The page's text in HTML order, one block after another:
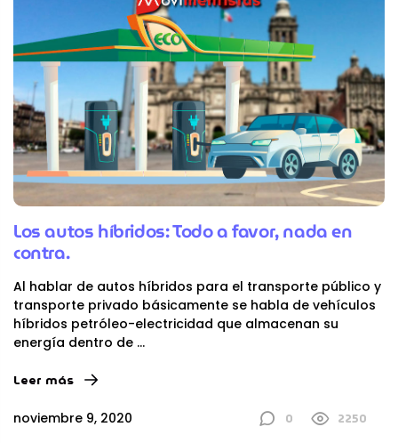
Los autos híbridos: Todo a favor, nada en
contra.
Al hablar de autos híbridos para el transporte público y
transporte privado básicamente se habla de vehículos
híbridos petróleo-electricidad que almacenan su
energía dentro de ...
Leer más
noviembre 9, 2020 0 2250